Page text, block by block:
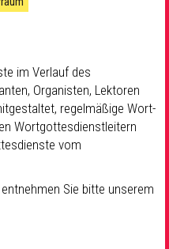
im Verlauf des
Organisten, Lektoren
regelmäßige Wort-
Wortgottesdienstleitern
vom
Sie bitte unserem